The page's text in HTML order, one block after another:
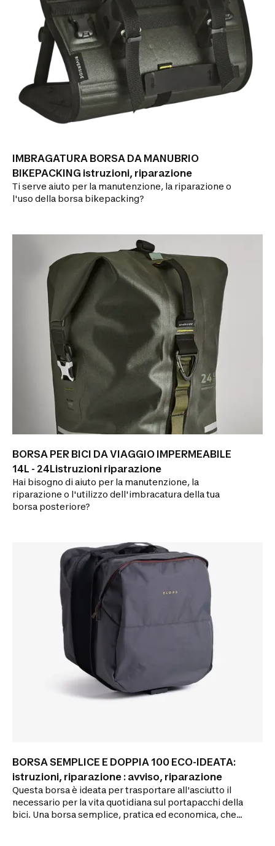
IMBRAGATURA BORSA DA MANUBRIO
BIKEPACKING istruzioni, riparazione
Ti serve aiuto per la manutenzione, la riparazione o
l'uso della borsa bikepacking?
BORSA PER BICI DA VIAGGIO IMPERMEABILE
14L - 24Listruzioni riparazione
Hai bisogno di aiuto per la manutenzione, la
riparazione o l'utilizzo dell'imbracatura della tua
borsa posteriore?
BORSA SEMPLICE E DOPPIA 100 ECO-IDEATA:
istruzioni, riparazione : avviso, riparazione
Questa borsa è ideata per trasportare all'asciutto il
necessario per la vita quotidiana sul portapacchi della
bici. Una borsa semplice, pratica ed economica, che